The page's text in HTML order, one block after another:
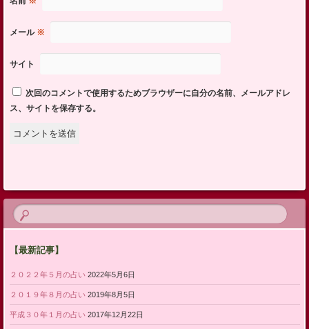
メール ※
サイト
次回のコメントで使用するためブラウザーに自分の名前、メールアドレ
ス、サイトを保存する。
【最新記事】
２０２２年５月の占い 2022年5月6日
２０１９年８月の占い 2019年8月5日
平成３０年１月の占い 2017年12月22日